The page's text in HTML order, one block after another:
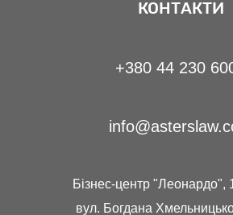
КОНТАКТИ
+380 44 230
Бізнес-центр "Леонардо",
вул. Богдана